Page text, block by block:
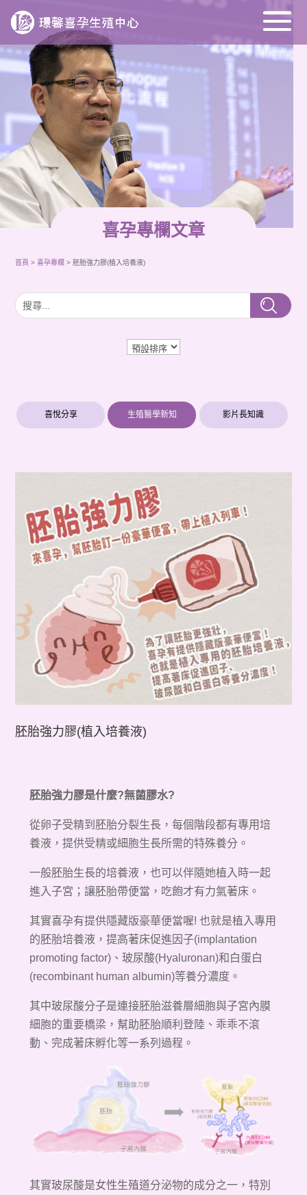
喜孕專欄文章
首頁 >喜孕專欄 >胚胎強力膠(植入培養液)
喜悅分享 生殖醫學新知 影片長知識
胚胎強力膠(植入培養液)
胚胎強力膠是什麼?無菌膠水?
從卵子受精到胚胎分裂生長，每個階段都有專用培
養液，提供受精或細胞生長所需的特殊養分。
一般胚胎生長的培養液，也可以伴隨她植入時一起
進入子宮；讓胚胎帶便當，吃飽才有力氣著床。
其實喜孕有提供隱藏版豪華便當喔! 也就是植入專用
的胚胎培養液，提高著床促進因子(implantation
promoting factor)、玻尿酸(Hyaluronan)和白蛋白
(recombinant human albumin)等養分濃度。
其中玻尿酸分子是連接胚胎滋養層細胞與子宮內膜
細胞的重要橋梁，幫助胚胎順利登陸、乖乖不滾
動、完成著床孵化等一系列過程。
其實玻尿酸是女性生殖道分泌物的成分之一，特別